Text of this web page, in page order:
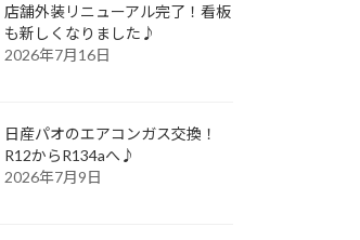
店舗外装リニューアル完了！看板
も新しくなりました♪
2026年7月16日
日産パオのエアコンガス交換！
R12からR134aへ♪
2026年7月9日